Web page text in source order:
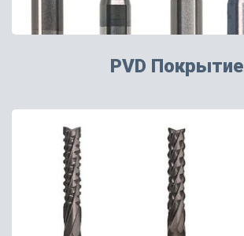
PVD Покрытие